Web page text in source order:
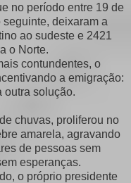
no período entre 19 de
deixaram a
ao sudeste e 2421
o Norte.
contundentes, o
a emigração:
outra solução.
chuvas, proliferou no
amarela, agravando
de pessoas sem
esperanças.
o próprio presidente